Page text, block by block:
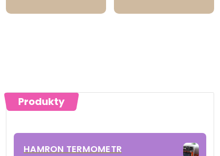
Produkty
HAMRON TERMOMETR